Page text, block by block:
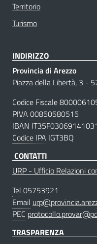
Territorio
Turismo
INDIRIZZO
Provincia di Arezzo
Piazza della Libertà, 3 -
Codice Fiscale
PIVA 00850580515
IBAN
Codice IPA IGT3BQ
CONTATTI
URP - Ufficio Relazioni
Tel 05753921
Email
PEC
TRASPARENZA